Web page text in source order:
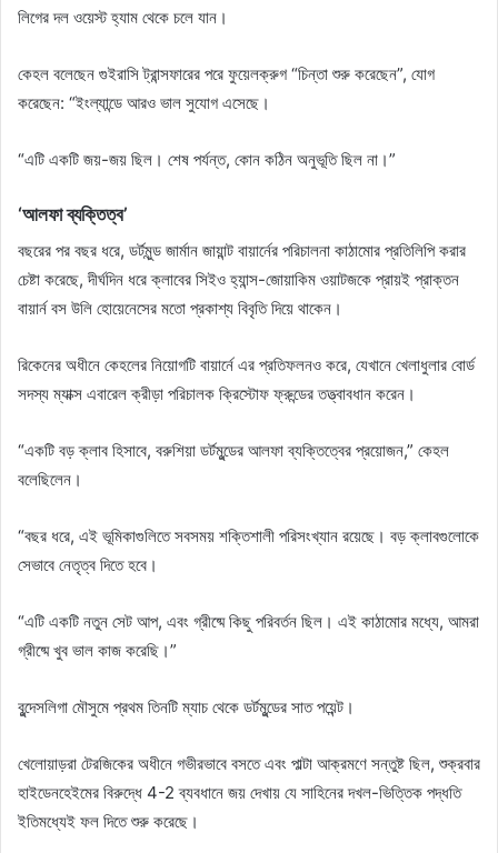
লিগের দল ওয়েস্ট হ্যাম থেকে চলে যান।
কেহল বলেছেন গুইরাসি ট্রান্সফারের পরে ফুয়েলক্রুগ “চিন্তা শুরু করেছেন”, যোগ
করেছেন: “ইংল্যান্ডে আরও ভাল সুযোগ এসেছে।
“এটি একটি জয়-জয় ছিল। শেষ পর্যন্ত, কোন কঠিন অনুভূতি ছিল না।”
‘আলফা ব্যক্তিত্ব’
বছরের পর বছর ধরে, ডর্টমুন্ড জার্মান জায়ান্ট বায়ার্নের পরিচালনা কাঠামোর প্রতিলিপি করার
চেষ্টা করেছে, দীর্ঘদিন ধরে ক্লাবের সিইও হ্যান্স-জোয়াকিম ওয়াটজকে প্রায়ই প্রাক্তন
বায়ার্ন বস উলি হোয়েনেসের মতো প্রকাশ্য বিবৃতি দিয়ে থাকেন।
রিকেনের অধীনে কেহলের নিয়োগটি বায়ার্নে এর প্রতিফলনও করে, যেখানে খেলাধুলার বোর্ড
সদস্য ম্যাক্স এবারেল ক্রীড়া পরিচালক ক্রিস্টোফ ফ্রুন্ডের তত্ত্বাবধান করেন।
“একটি বড় ক্লাব হিসাবে, বরুশিয়া ডর্টমুন্ডের আলফা ব্যক্তিত্বের প্রয়োজন,” কেহল
বলেছিলেন।
“বছর ধরে, এই ভূমিকাগুলিতে সবসময় শক্তিশালী পরিসংখ্যান রয়েছে। বড় ক্লাবগুলোকে
সেভাবে নেতৃত্ব দিতে হবে।
“এটি একটি নতুন সেট আপ, এবং গ্রীষ্মে কিছু পরিবর্তন ছিল। এই কাঠামোর মধ্যে, আমরা
গ্রীষ্মে খুব ভাল কাজ করেছি।”
বুন্দেসলিগা মৌসুমে প্রথম তিনটি ম্যাচ থেকে ডর্টমুন্ডের সাত পয়েন্ট।
খেলোয়াড়রা টেরজিকের অধীনে গভীরভাবে বসতে এবং পাল্টা আক্রমণে সন্তুষ্ট ছিল, শুক্রবার
হাইডেনহেইমের বিরুদ্ধে 4-2 ব্যবধানে জয় দেখায় যে সাহিনের দখল-ভিত্তিক পদ্ধতি
ইতিমধ্যেই ফল দিতে শুরু করেছে।